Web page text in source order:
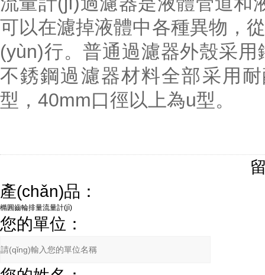
可以在濾掉液體中各種異物，
(yùn)行。普通過濾器外殼采用鑄
不銹鋼過濾器材料全部采用
型，40mm口徑以上為u型。
產(chǎn)品：
您的單位：